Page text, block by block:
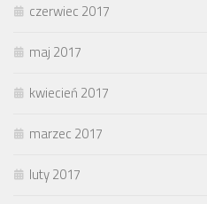
czerwiec 2017
maj 2017
kwiecień 2017
marzec 2017
luty 2017